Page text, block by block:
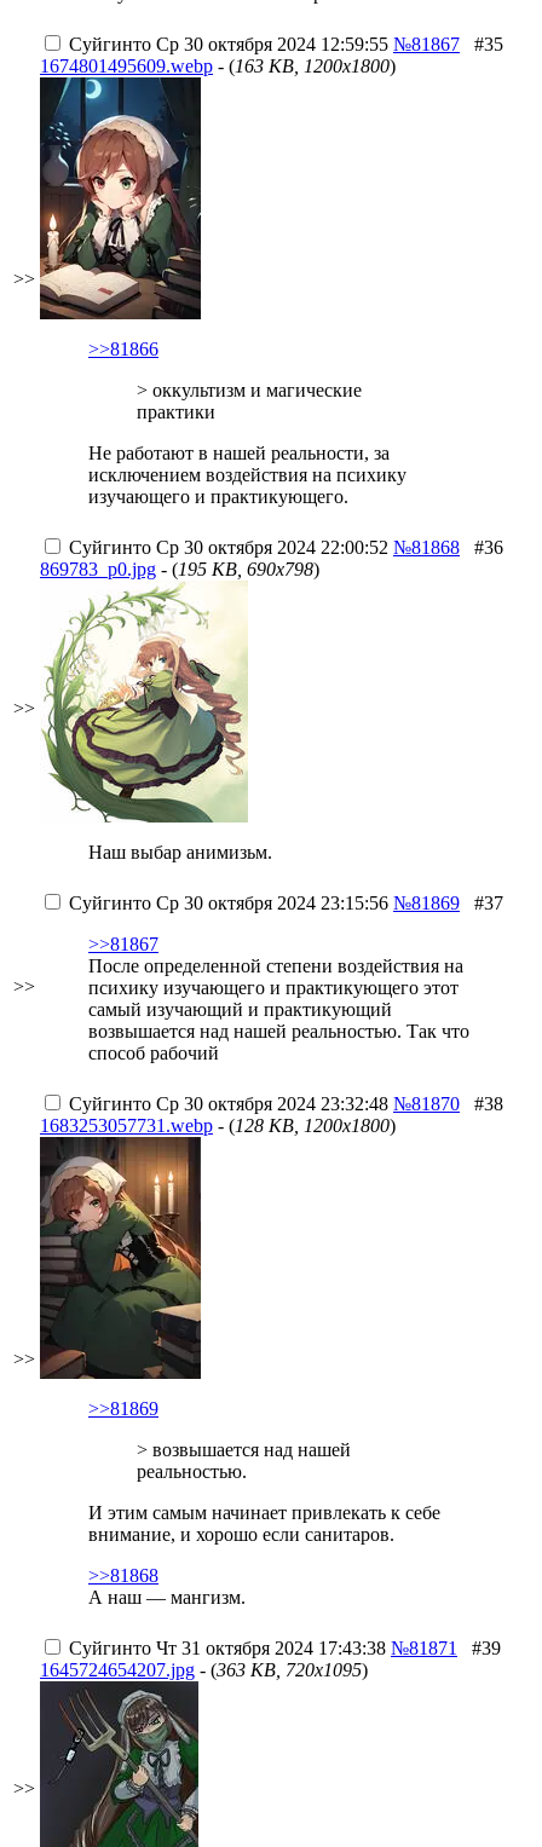
>>
Суйгинто Ср 30 октября 2024 12:59:55 №81867
#35
1674801495609.webp - (163 KB, 1200x1800)
>>81866
> оккультизм и магические
практики
Не работают в нашей реальности, за
исключением воздействия на психику
изучающего и практикующего.
>>
Суйгинто Ср 30 октября 2024 22:00:52 №81868
#36
869783_p0.jpg - (195 KB, 690x798)
Наш выбар анимизьм.
>>
Суйгинто Ср 30 октября 2024 23:15:56 №81869
#37
>>81867
После определенной степени воздействия на
психику изучающего и практикующего этот
самый изучающий и практикующий
возвышается над нашей реальностью. Так что
способ рабочий
>>
Суйгинто Ср 30 октября 2024 23:32:48 №81870
#38
1683253057731.webp - (128 KB, 1200x1800)
>>81869
> возвышается над нашей
реальностью.
И этим самым начинает привлекать к себе
внимание, и хорошо если санитаров.
>>81868
А наш — мангизм.
>>
Суйгинто Чт 31 октября 2024 17:43:38 №81871
#39
1645724654207.jpg - (363 KB, 720x1095)